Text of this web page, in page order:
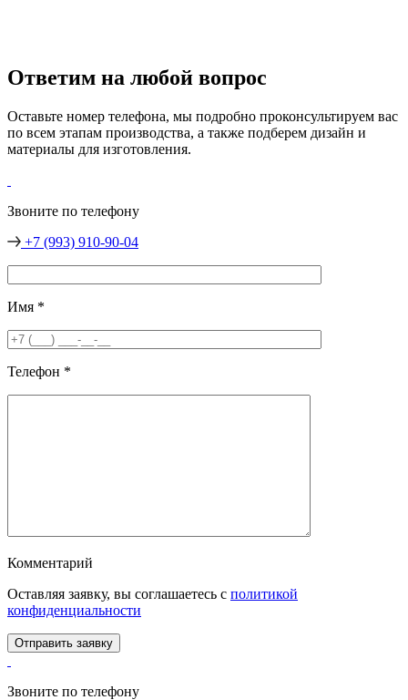
Ответим на любой вопрос
Оставьте номер телефона, мы подробно проконсультируем вас
по всем этапам производства, а также подберем дизайн и
материалы для изготовления.
Звоните по телефону
+7 (993) 910-90-04
Имя *
Телефон *
Комментарий
Оставляя заявку, вы соглашаетесь с политикой
конфиденциальности
Звоните по телефону